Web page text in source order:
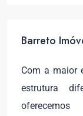
Barreto
Com a maior
estrutura